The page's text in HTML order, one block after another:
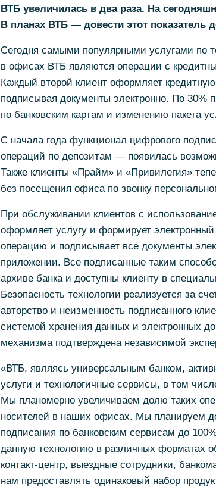
ВТБ увеличилась в два раза. На
В планах ВТБ — довести этот показатель
Сегодня самыми популярными услугами по
в офисах ВТБ являются операции с
Каждый второй клиент оформляет
подписывая документы электронно. По 30%
по банковским картам и изменению пакета
С начала года функционал цифрового
операций по депозитам — появилась
Также клиенты «Прайм» и «Привилегия»
без посещения офиса по звонку
При обслуживании клиентов с
оформляет услугу и формирует
операцию и подписывает все документы
приложении. Все подписанные таким
архиве банка и доступны клиенту в
Безопасность технологии реализуется за
авторство и неизменность подписанного
системой хранения данных и электронных
механизма подтверждена независимой
«ВТБ, являясь универсальным банком,
услуги и технологичные сервисы, в том
Мы планомерно увеличиваем долю таких
носителей в наших офисах. Мы планируем
подписания по банковским сервисам до
данную технологию в различных форматах
контакт-центр, выездные сотрудники,
нам предоставлять одинаковый набор